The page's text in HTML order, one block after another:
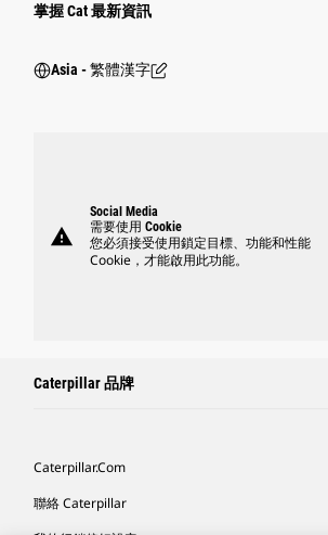
掌握 Cat 最新資訊
Asia - 繁體漢字
warning
Social Media
需要使用 Cookie
您必須接受使用鎖定目標、功能和性能
Cookie，才能啟用此功能。
Caterpillar 品牌
Caterpillar.com
聯絡 Caterpillar